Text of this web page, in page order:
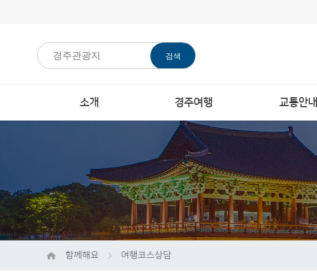
검색
소개 경주여행 교통안내
함께해요 여행코스상담